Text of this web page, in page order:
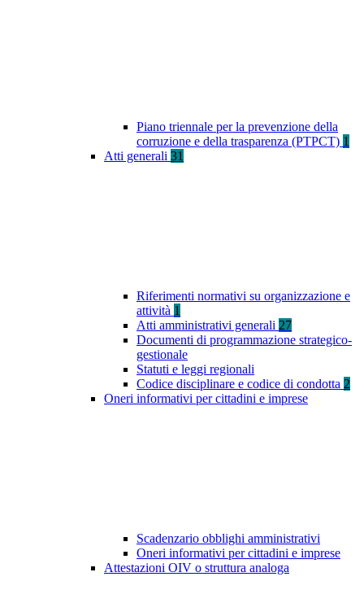
Piano triennale per la prevenzione della
corruzione e della trasparenza (PTPCT) 1
Atti generali 31
Riferimenti normativi su organizzazione e
attività 1
Atti amministrativi generali 27
Documenti di programmazione strategico-
gestionale
Statuti e leggi regionali
Codice disciplinare e codice di condotta 2
Oneri informativi per cittadini e imprese
Scadenzario obblighi amministrativi
Oneri informativi per cittadini e imprese
Attestazioni OIV o struttura analoga